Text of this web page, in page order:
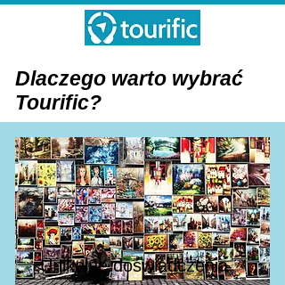
Dlaczego warto wybrać
Tourific?
Unikalne doświadczenia